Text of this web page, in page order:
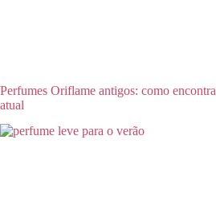
Perfumes Oriflame antigos: como
atual